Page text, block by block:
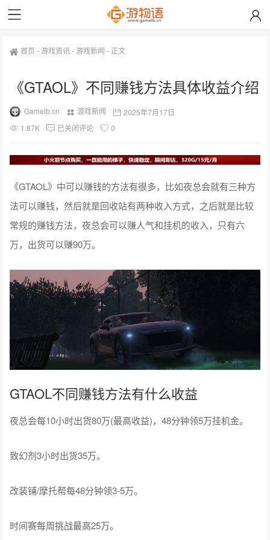
首页 -游戏资讯-游戏新闻 - 正文
《GTAOL》不同赚钱方法具体收益介绍
Gameib.cn 游戏新闻
2025年7月17日
1.87K
已关闭评论 0
《GTAOL》中可以赚钱的方法有很多，比如夜总会就有三种方
法可以赚钱，然后就是回收站有两种收入方式，之后就是比较
常规的赚钱方法，夜总会可以赚人气和挂机的收入，只有六
万，出货可以赚90万。
GTAOL不同赚钱方法有什么收益
夜总会每10小时出货80万(最高收益)，48分钟领5万挂机金。
致幻剂3小时出货35万。
改装铺/摩托帮每48分钟领3-5万。
时间赛每周挑战最高25万。